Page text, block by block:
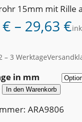
15mm mit Rille
€ – 29,63 €
– 3 Werktage
in mm
In den Warenkorb
ARA9806